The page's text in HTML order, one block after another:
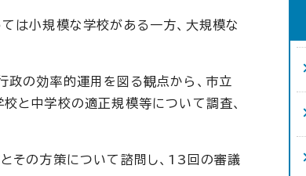
は小規模な学校がある一方、大規模な
政の効率的運用を図る観点から、市立
と中学校の適正規模等について調査、
その方策について諮問し、13回の審議